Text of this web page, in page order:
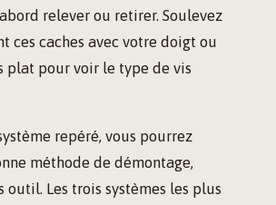
relever ou retirer. Soulevez
ces caches avec votre doigt ou
plat pour voir le type de vis
repéré, vous pourrez
méthode de démontage,
outil. Les trois systèmes les plus